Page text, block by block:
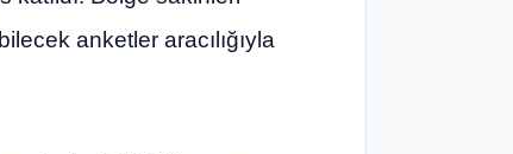
anketler aracılığıyla